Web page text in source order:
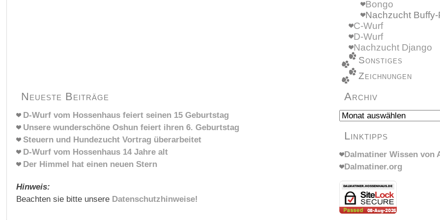
Bongo
Nachzucht Buffy-
C-Wurf
D-Wurf
Nachzucht Django
Sonstiges
Zeichnungen
Neueste Beiträge
D-Wurf vom Hossenhaus feiert seinen 15 Geburtstag
Unsere wunderschöne Oshun feiert ihren 6. Geburtstag
Steuern und Hundezucht Vortrag überarbeitet
D-Wurf vom Hossenhaus 14 Jahre alt
Der Himmel hat einen neuen Stern
Archiv
Archiv
Linktipps
Dalmatiner Wissen von
Dalmatiner.org
Hinweis:
Beachten sie bitte unsere Datenschutzhinweise!